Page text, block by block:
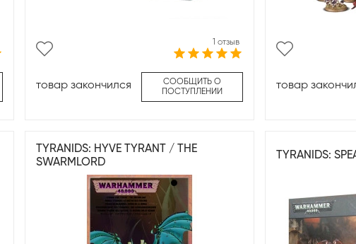
1 отзыв
товар закончился
СООБЩИТЬ О
ПОСТУПЛЕНИИ
товар
TYRANIDS: HYVE TYRANT / THE
SWARMLORD
TYRANIDS: